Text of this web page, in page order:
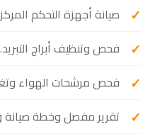
صيانة أجهزة التحكم
فحص وتنظيف أبراج التبريد.
فحص مرشحات الهواء
تقرير مفصل وخطة صيانة